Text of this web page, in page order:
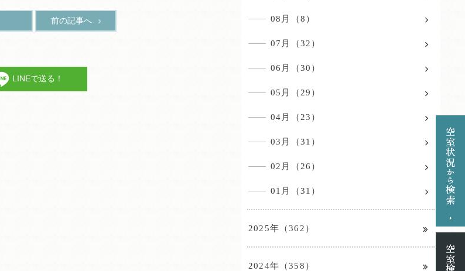
前の記事へ
LINEで送る！
08月（8）
07月（32）
06月（30）
05月（29）
04月（23）
03月（31）
02月（26）
01月（31）
2025年（362）
2024年（358）